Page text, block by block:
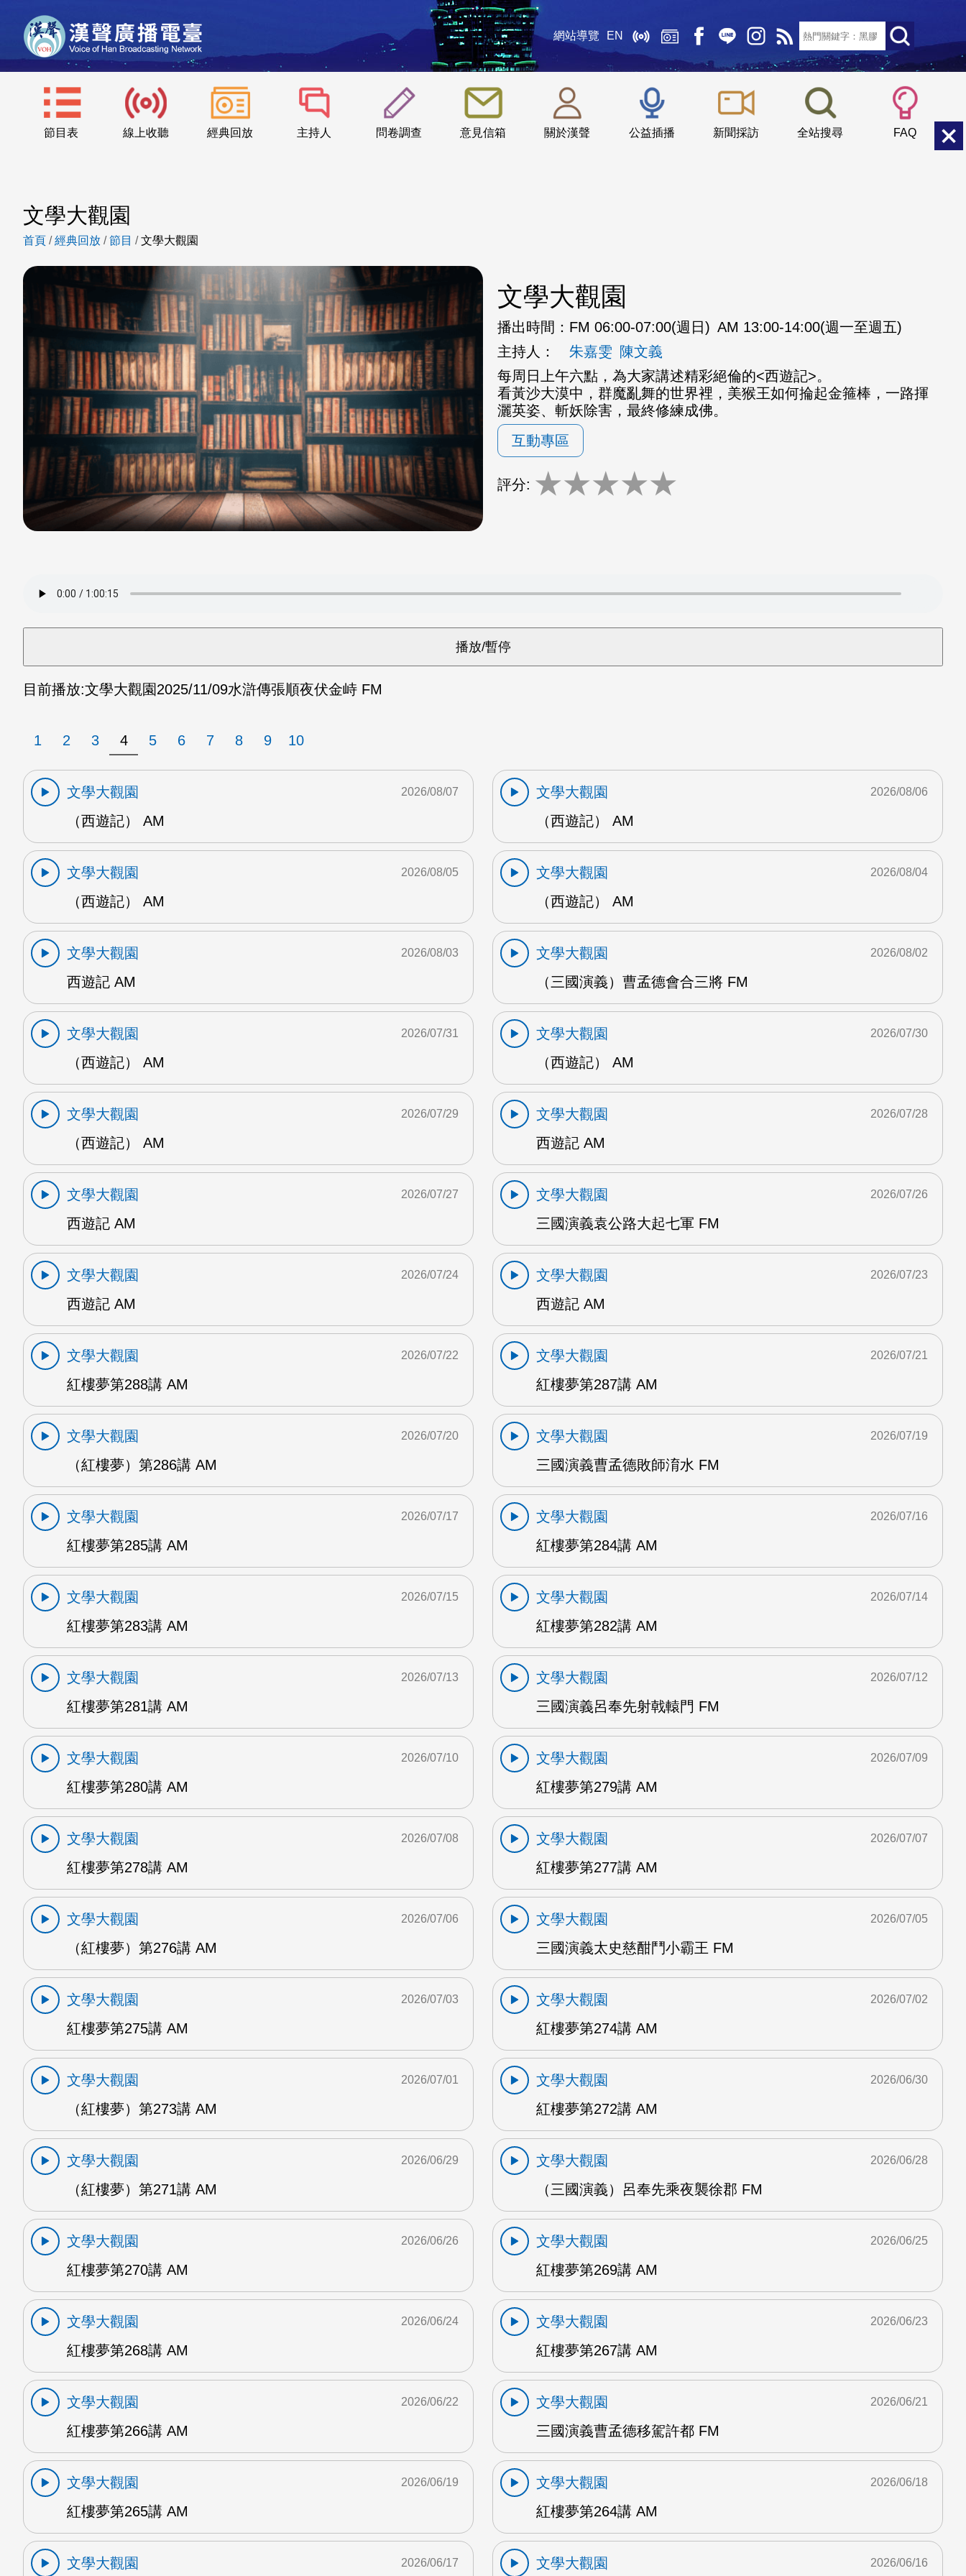
網站導覽 EN
節目表 線上收聽 經典回放 主持人 問卷調查 意見信箱 關於漢聲 公益插播 新聞採訪 全站搜尋 FAQ
::: 小 中
文學大觀園
首頁 /經典回放 /節目 /文學大觀園
文學大觀園
播出時間： FM 06:00-07:00(週日) AM 13:00-14:00(週一至週五)
主持人：
朱嘉雯 陳文義
每周日上午六點，為大家講述精彩絕倫的<西遊記>。
看黃沙大漠中，群魔亂舞的世界裡，美猴王如何掄起金箍棒，一路揮
灑英姿、斬妖除害，最終修練成佛。
互動專區
評分: ★★★★★
目前播放:文學大觀園2025/11/09水滸傳張順夜伏金峙 FM
1 2 3 4 5 6 7 8 9 10
文學大觀園
（西遊記） AM
2026/08/07
文學大觀園
（西遊記） AM
2026/08/06
文學大觀園
（西遊記） AM
2026/08/05
文學大觀園
（西遊記） AM
2026/08/04
文學大觀園
西遊記 AM
2026/08/03
文學大觀園
（三國演義）曹孟德會合三將 FM
2026/08/02
文學大觀園
（西遊記） AM
2026/07/31
文學大觀園
（西遊記） AM
2026/07/30
文學大觀園
（西遊記） AM
2026/07/29
文學大觀園
西遊記 AM
2026/07/28
文學大觀園
西遊記 AM
2026/07/27
文學大觀園
三國演義袁公路大起七軍 FM
2026/07/26
文學大觀園
西遊記 AM
2026/07/24
文學大觀園
西遊記 AM
2026/07/23
文學大觀園
紅樓夢第288講 AM
2026/07/22
文學大觀園
紅樓夢第287講 AM
2026/07/21
文學大觀園
（紅樓夢）第286講 AM
2026/07/20
文學大觀園
三國演義曹孟德敗師淯水 FM
2026/07/19
文學大觀園
紅樓夢第285講 AM
2026/07/17
文學大觀園
紅樓夢第284講 AM
2026/07/16
文學大觀園
紅樓夢第283講 AM
2026/07/15
文學大觀園
紅樓夢第282講 AM
2026/07/14
文學大觀園
紅樓夢第281講 AM
2026/07/13
文學大觀園
三國演義呂奉先射戟轅門 FM
2026/07/12
文學大觀園
紅樓夢第280講 AM
2026/07/10
文學大觀園
紅樓夢第279講 AM
2026/07/09
文學大觀園
紅樓夢第278講 AM
2026/07/08
文學大觀園
紅樓夢第277講 AM
2026/07/07
文學大觀園
（紅樓夢）第276講 AM
2026/07/06
文學大觀園
三國演義太史慈酣鬥小霸王 FM
2026/07/05
文學大觀園
紅樓夢第275講 AM
2026/07/03
文學大觀園
紅樓夢第274講 AM
2026/07/02
文學大觀園
（紅樓夢）第273講 AM
2026/07/01
文學大觀園
紅樓夢第272講 AM
2026/06/30
文學大觀園
（紅樓夢）第271講 AM
2026/06/29
文學大觀園
（三國演義）呂奉先乘夜襲徐郡 FM
2026/06/28
文學大觀園
紅樓夢第270講 AM
2026/06/26
文學大觀園
紅樓夢第269講 AM
2026/06/25
文學大觀園
紅樓夢第268講 AM
2026/06/24
文學大觀園
紅樓夢第267講 AM
2026/06/23
文學大觀園
紅樓夢第266講 AM
2026/06/22
文學大觀園
三國演義曹孟德移駕許都 FM
2026/06/21
文學大觀園
紅樓夢第265講 AM
2026/06/19
文學大觀園
紅樓夢第264講 AM
2026/06/18
文學大觀園 2026/06/17 文學大觀園 2026/06/16